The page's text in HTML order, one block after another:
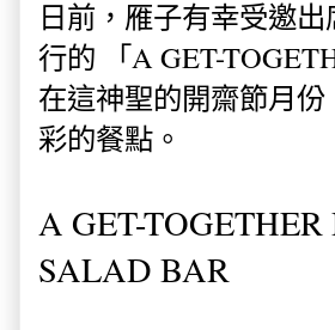
日前，雁子有幸受邀出
行的 「A GET-
在這神聖的開齋節月份
彩的餐點。
A GET-
SALAD BAR